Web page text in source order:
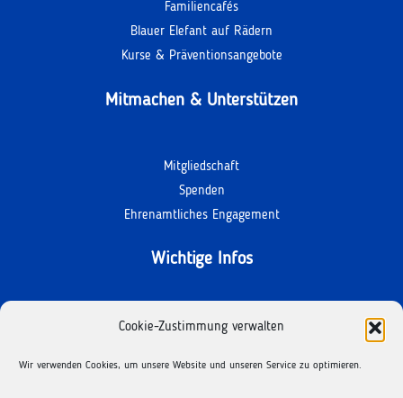
Cookie-Zustimmung verwalten
Wir verwenden Cookies, um unsere Website und unseren Service zu optimieren.
Familiencafés
Blauer Elefant auf Rädern
Kurse & Präventionsangebote
Mitmachen & Unterstützen
Mitgliedschaft
Spenden
Ehrenamtliches Engagement
Wichtige Infos
Kontakt